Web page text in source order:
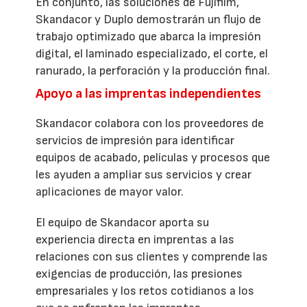
Skandacor y Duplo demostrarán un flujo de
trabajo optimizado que abarca la impresión
digital, el laminado especializado, el corte, el
ranurado, la perforación y la producción final.
Apoyo a las imprentas independientes
Skandacor colabora con los proveedores de
servicios de impresión para identificar
equipos de acabado, películas y procesos que
les ayuden a ampliar sus servicios y crear
aplicaciones de mayor valor.
El equipo de Skandacor aporta su
experiencia directa en imprentas a las
relaciones con sus clientes y comprende las
exigencias de producción, las presiones
empresariales y los retos cotidianos a los